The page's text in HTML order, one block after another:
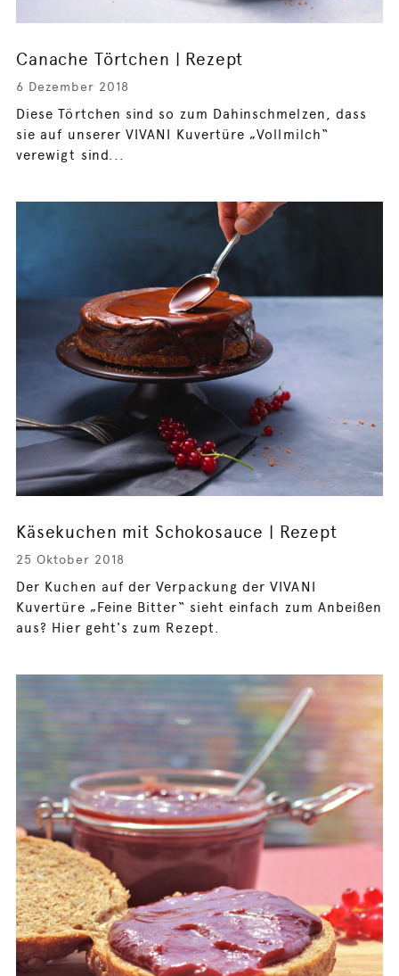
Canache Törtchen | Rezept
6 Dezember 2018
Diese Törtchen sind so zum Dahinschmelzen, dass
sie auf unserer VIVANI Kuvertüre „Vollmilch“
verewigt sind...
Käsekuchen mit Schokosauce | Rezept
25 Oktober 2018
Der Kuchen auf der Verpackung der VIVANI
Kuvertüre „Feine Bitter“ sieht einfach zum Anbeißen
aus? Hier geht's zum Rezept.